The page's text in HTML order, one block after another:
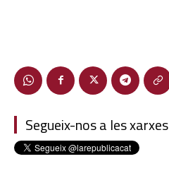
Segueix-nos a les xarxes